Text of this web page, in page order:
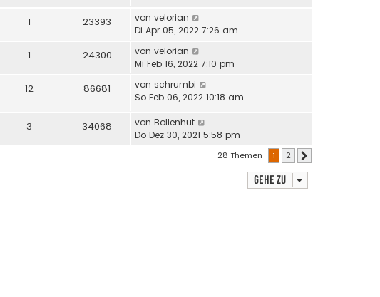
1 23393 von velorian
Di Apr 05, 2022 7:26 am
1 24300 von velorian
Mi Feb 16, 2022 7:10 pm
12 86681 von schrumbi
So Feb 06, 2022 10:18 am
3 34068 von Bollenhut
Do Dez 30, 2021 5:58 pm
28 Themen 1 2
Gehe zu